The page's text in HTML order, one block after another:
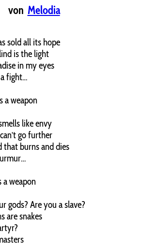
von Melodia
sold all its hope
is the light
in my eyes
fight…
a weapon
like envy
go further
that burns and dies
weapon
gods? Are you a slave?
are snakes